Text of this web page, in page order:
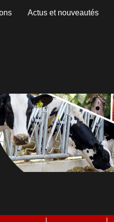
Actus et nouveautés